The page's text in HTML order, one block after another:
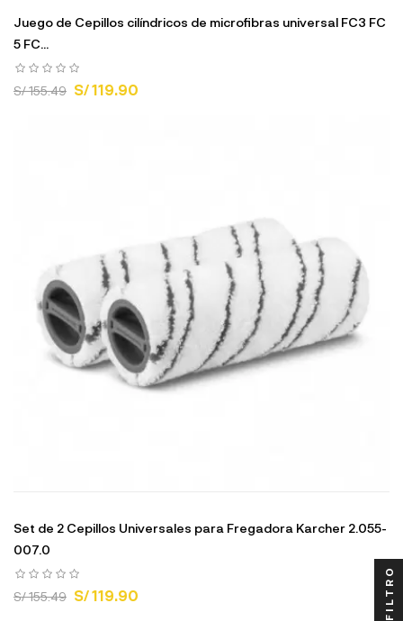
Juego de Cepillos cilíndricos de microfibras universal FC3 FC
5 FC...
S/ 155.49 S/ 119.90
Set de 2 Cepillos Universales para Fregadora Karcher 2.055-
007.0
S/ 155.49 S/ 119.90 FILTRO